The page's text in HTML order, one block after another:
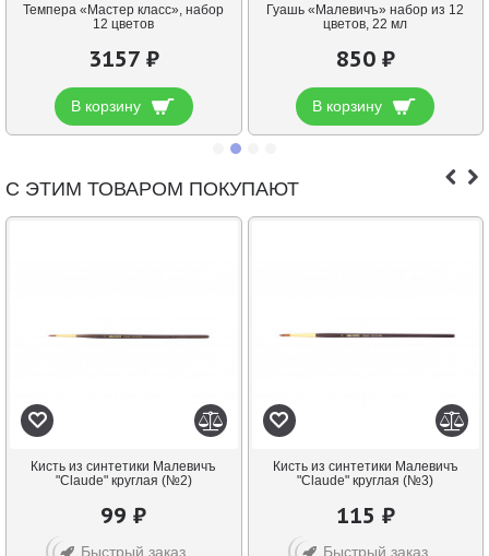
Темпера «Мастер класс», набор
12 цветов
3157 ₽
В корзину
Гуашь «Малевичъ» набор из 12
цветов, 22 мл
850 ₽
В корзину
С ЭТИМ ТОВАРОМ ПОКУПАЮТ
Кисть из синтетики Малевичъ
"Claude" круглая (№2)
99 ₽
Быстрый заказ
Кисть из синтетики Малевичъ
"Claude" круглая (№3)
115 ₽
Быстрый заказ